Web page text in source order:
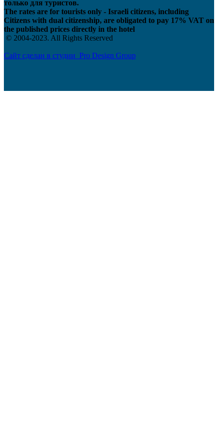
только для туристов.
The rates are for tourists only - Israeli citizens, including
Citizens with dual citizenship, are obligated to pay 17% VAT on
the published prices directly in the hotel
© 2004-2023. All Rights Reserved
Сайт сделан в студии Pro Design Group